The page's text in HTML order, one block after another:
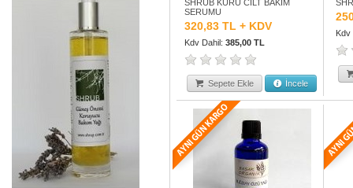
SHRUB KURU CİLT BAKIM
SERUMU
320,83 TL + KDV
Kdv Dahil: 385,00 TL
Sepete Ekle İncele